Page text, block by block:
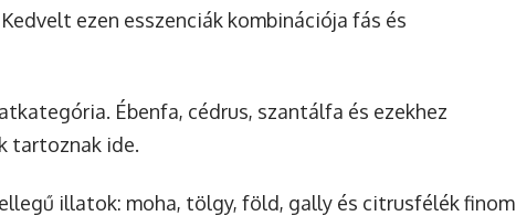
ezen esszenciák kombinációja fás és
Ébenfa, cédrus, szantálfa és ezekhez
tartoznak ide.
illatok: moha, tölgy, föld, gally és citrusfélék finom